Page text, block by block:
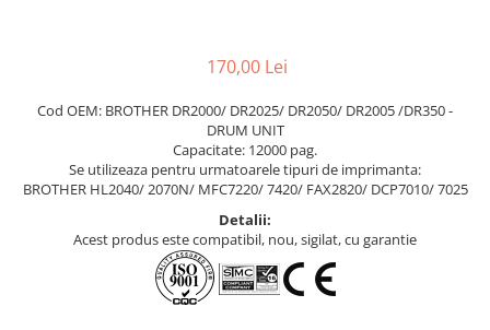
170,00 Lei
Cod OEM: BROTHER DR2000/ DR2025/ DR2050/ DR2005 /DR350 -
DRUM UNIT
Capacitate: 12000 pag.
Se utilizeaza pentru urmatoarele tipuri de imprimanta:
BROTHER HL2040/ 2070N/ MFC7220/ 7420/ FAX2820/ DCP7010/ 7025
Detalii:
Acest produs este compatibil, nou, sigilat, cu garantie